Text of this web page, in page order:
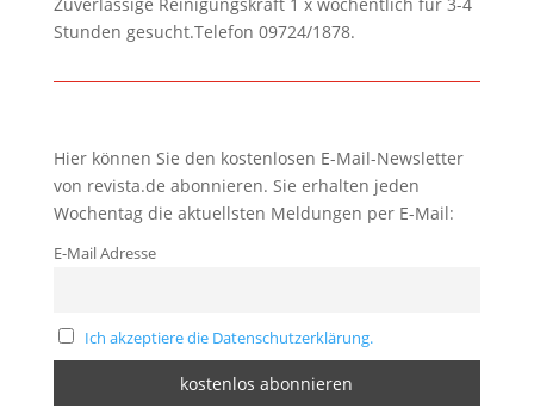
Stunden gesucht.Telefon 09724/1878.
Hier können Sie den kostenlosen E-Mail-Newsletter
von revista.de abonnieren. Sie erhalten jeden
Wochentag die aktuellsten Meldungen per E-Mail:
E-Mail Adresse
Ich akzeptiere die Datenschutzerklärung.